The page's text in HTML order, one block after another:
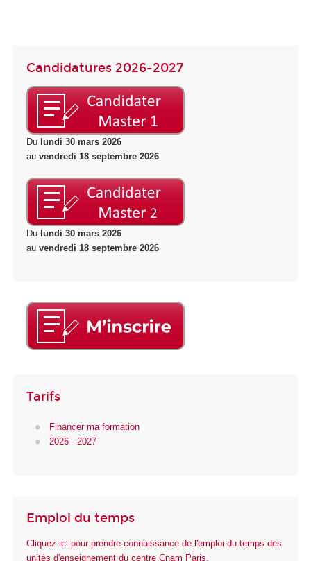
Candidatures 2026-2027
Du lundi 30 mars 2026
au vendredi 18 septembre 2026
Du lundi 30 mars 2026
au vendredi 18 septembre 2026
Tarifs
Financer ma formation
2026 - 2027
Emploi du temps
Cliquez ici pour prendre connaissance de l'emploi du temps des
unités d'enseignement du centre Cnam Paris.